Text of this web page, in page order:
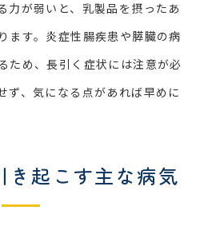
力が弱いと、乳製品を摂ったあ
ます。炎症性腸疾患や膵臓の病
ため、長引く症状には注意が必
ず、気になる点があれば早めに
き起こす主な病気